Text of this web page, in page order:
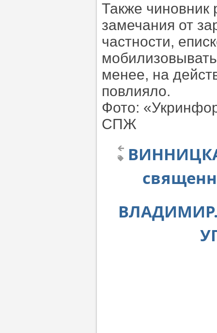
Также чиновник
замечания от
частности,
менее, на
повлияло.
Фото:
СПЖ
ВЛАДИМИР.